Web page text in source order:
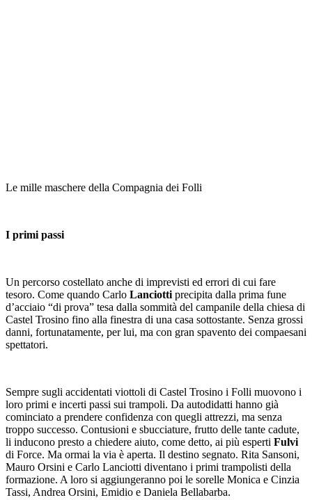
Le mille maschere della Compagnia dei Folli
I primi passi
Un percorso costellato anche di imprevisti ed errori di cui fare
tesoro. Come quando Carlo Lanciotti precipita dalla prima fune
d’acciaio “di prova” tesa dalla sommità del campanile della chiesa di
Castel Trosino fino alla finestra di una casa sottostante. Senza grossi
danni, fortunatamente, per lui, ma con gran spavento dei compaesani
spettatori.
Sempre sugli accidentati viottoli di Castel Trosino i Folli muovono i
loro primi e incerti passi sui trampoli. Da autodidatti hanno già
cominciato a prendere confidenza con quegli attrezzi, ma senza
troppo successo. Contusioni e sbucciature, frutto delle tante cadute,
li inducono presto a chiedere aiuto, come detto, ai più esperti Fulvi
di Force. Ma ormai la via è aperta. Il destino segnato. Rita Sansoni,
Mauro Orsini e Carlo Lanciotti diventano i primi trampolisti della
formazione. A loro si aggiungeranno poi le sorelle Monica e Cinzia
Tassi, Andrea Orsini, Emidio e Daniela Bellabarba.